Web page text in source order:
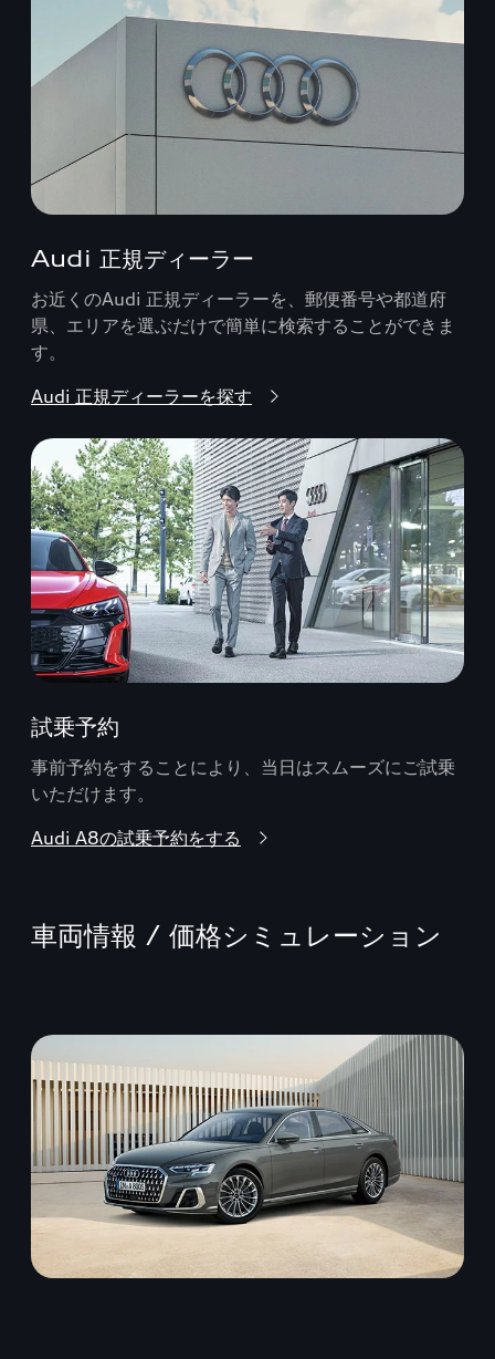
Audi 正規ディーラー
お近くのAudi 正規ディーラーを、郵便番号や都道府
県、エリアを選ぶだけで簡単に検索することができま
す。
Audi 正規ディーラーを探す
試乗予約
事前予約をすることにより、当日はスムーズにご試乗
いただけます。
Audi A8の試乗予約をする
車両情報 / 価格シミュレーション